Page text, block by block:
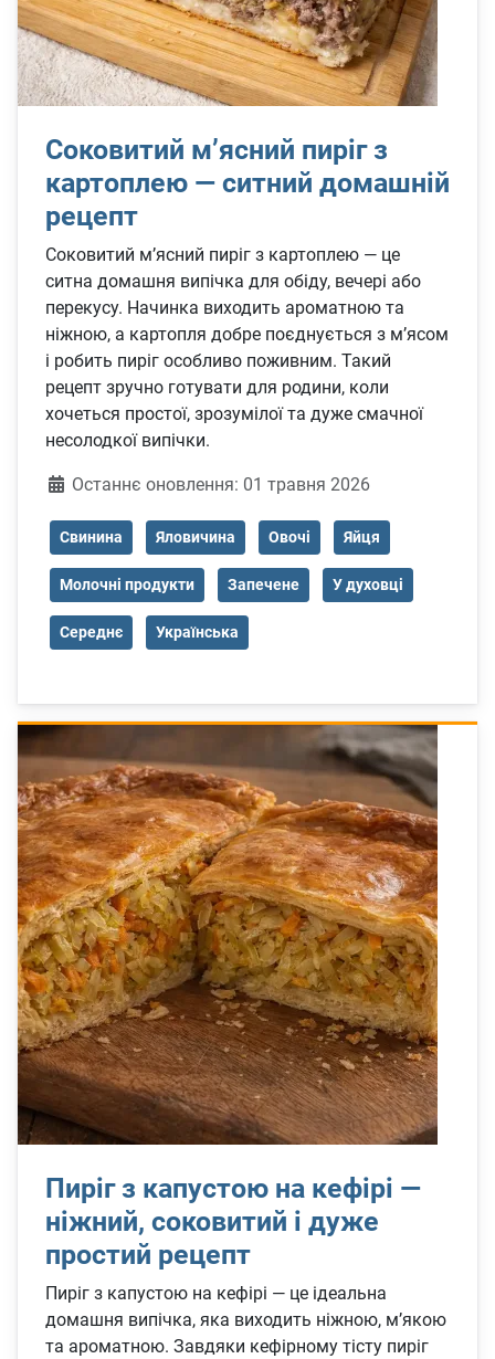
Соковитий м’ясний пиріг з
картоплею — ситний домашній
рецепт
Соковитий м’ясний пиріг з картоплею — це
ситна домашня випічка для обіду, вечері або
перекусу. Начинка виходить ароматною та
ніжною, а картопля добре поєднується з м’ясом
і робить пиріг особливо поживним. Такий
рецепт зручно готувати для родини, коли
хочеться простої, зрозумілої та дуже смачної
несолодкої випічки.
ДеталіОстаннє оновлення: 01 травня 2026
Свинина Яловичина Овочі Яйця
Молочні продукти Запечене У духовці
Середнє Українська
Пиріг з капустою на кефірі —
ніжний, соковитий і дуже
простий рецепт
Пиріг з капустою на кефірі — це ідеальна
домашня випічка, яка виходить ніжною, м’якою
та ароматною. Завдяки кефірному тісту пиріг